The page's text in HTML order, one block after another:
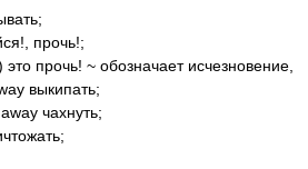
прочь!;
прочь! ~ обозначает исчезновение,
выкипать;
чахнуть;